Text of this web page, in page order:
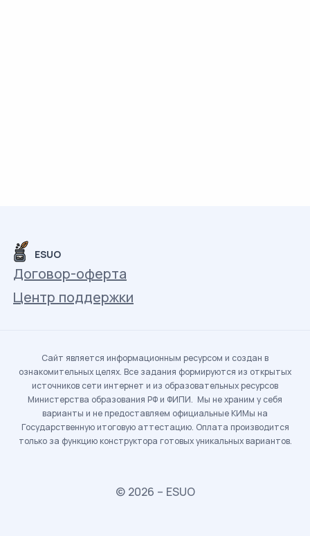
ESUO
Договор-оферта
Центр поддержки
Сайт является информационным ресурсом и создан в
ознакомительных целях. Все задания формируются из открытых
источников сети интернет и из образовательных ресурсов
Министерства образования РФ и ФИПИ. Мы не храним у себя
варианты и не предоставляем официальные КИМы на
Государственную итоговую аттестацию. Оплата производится
только за функцию конструктора готовых уникальных вариантов.
© 2026 – ESUO